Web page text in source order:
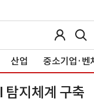
산업 중소기업·벤
탐지체계 구축